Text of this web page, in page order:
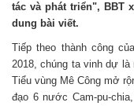
tác và phát triển", BBT
dung bài viết.
Tiếp theo thành công
2018, chúng ta vinh dự
Tiểu vùng Mê Công mở
đạo 6 nước Cam-pu-